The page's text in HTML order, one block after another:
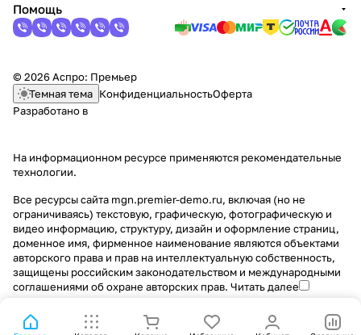
Помощь
© 2026 Аспро: Премьер
Темная тема КонфиденциальностьОферта
Разработано в
На информационном ресурсе применяются рекомендательные
технологии.
Все ресурсы сайта mgn.premier-demo.ru, включая (но не
ограничиваясь) текстовую, графическую, фотографическую и
видео информацию, структуру, дизайн и оформление страниц,
доменное имя, фирменное наименование являются объектами
авторского права и прав на интеллектуальную собственность,
защищены российским законодательством и международными
соглашениями об охране авторских прав. Читать далее